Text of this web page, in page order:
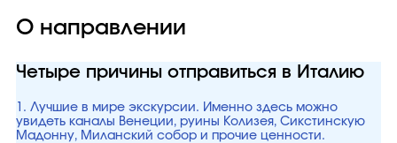
О направлении
Четыре причины отправиться в Италию
1. Лучшие в мире экскурсии. Именно здесь можно
увидеть каналы Венеции, руины Колизея, Сикстинскую
Мадонну, Миланский собор и прочие ценности.